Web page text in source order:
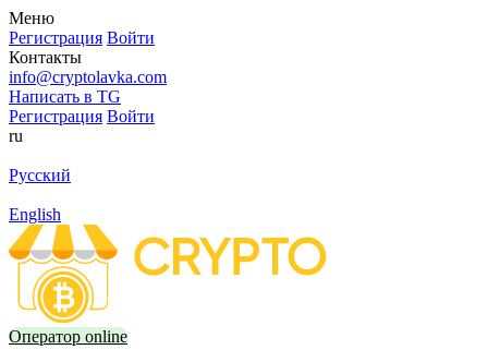
Меню
Регистрация Войти
Контакты
info@cryptolavka.com
Написать в TG
Регистрация Войти
ru
Русский
English
Оператор online